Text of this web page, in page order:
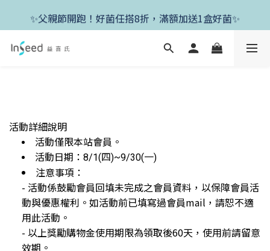
✨新朋友首單現折400+送1盒益生菌，滿額再享免運✨
✨父親節開跑！好菌任搭8折，滿額加送1盒好菌✨
✨新朋友首單現折400+送1盒益生菌，滿額再享免運✨
活動詳細說明
活動僅限本站會員。
活動日期：8/1(四)~9/30(一)
注意事項：
- 活動係鼓勵會員回填未完成之會員資料，以保障會員活
動與優惠權利。如活動前已填寫過會員mail，請恕不適
用此活動。
- 以上獎勵購物金使用期限為領取後60天，使用前請留意
效期。